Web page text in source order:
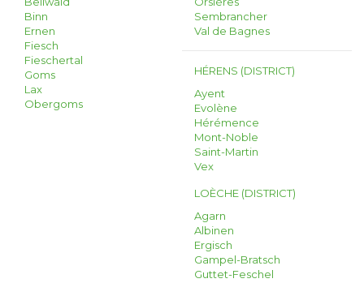
Binn
Ernen
Fiesch
Fieschertal
Goms
Lax
Obergoms
Sembrancher
Val de Bagnes
HÉRENS (DISTRICT)
Ayent
Evolène
Hérémence
Mont-Noble
Saint-Martin
Vex
LOÈCHE (DISTRICT)
Agarn
Albinen
Ergisch
Gampel-Bratsch
Guttet-Feschel